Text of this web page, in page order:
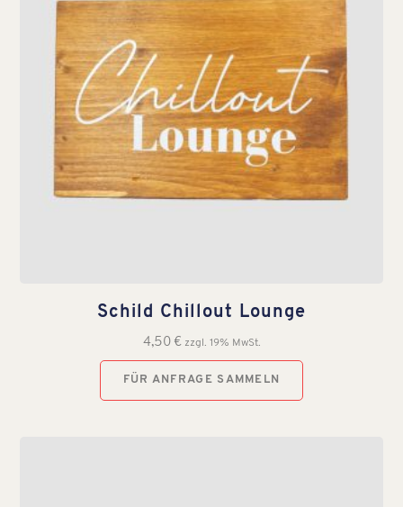
Schild Chillout Lounge
4,50 € zzgl. 19% MwSt.
FÜR ANFRAGE SAMMELN